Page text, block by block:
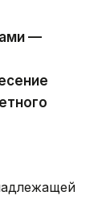
—